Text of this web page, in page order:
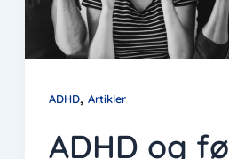
ADHD, Artikler
ADHD og